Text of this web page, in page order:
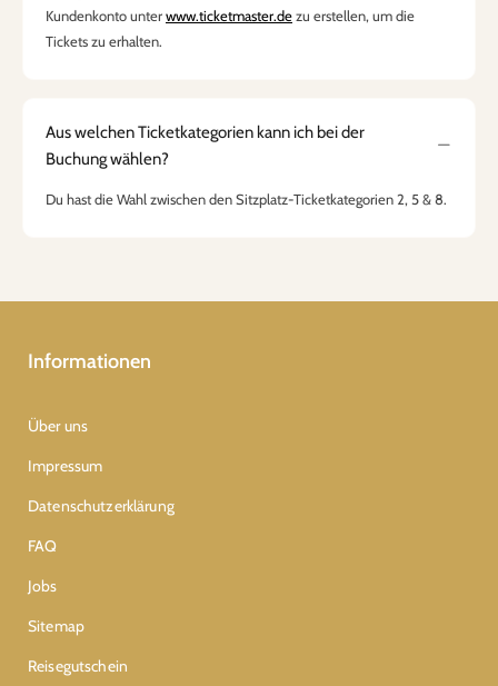
Kundenkonto unterwww.ticketmaster.dezu erstellen, um die
Tickets zu erhalten.
Aus welchen Ticketkategorien kann ich bei der
Buchung wählen?
Du hast die Wahl zwischen den Sitzplatz-Ticketkategorien 2, 5 & 8.
Informationen
Über uns
Impressum
Datenschutzerklärung
FAQ
Jobs
Sitemap
Reisegutschein